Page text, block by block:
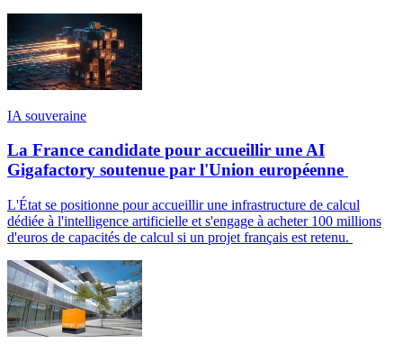
IA souveraine
La France candidate pour accueillir une AI
Gigafactory soutenue par l'Union européenne
L'État se positionne pour accueillir une infrastructure de calcul
dédiée à l'intelligence artificielle et s'engage à acheter 100 millions
d'euros de capacités de calcul si un projet français est retenu.